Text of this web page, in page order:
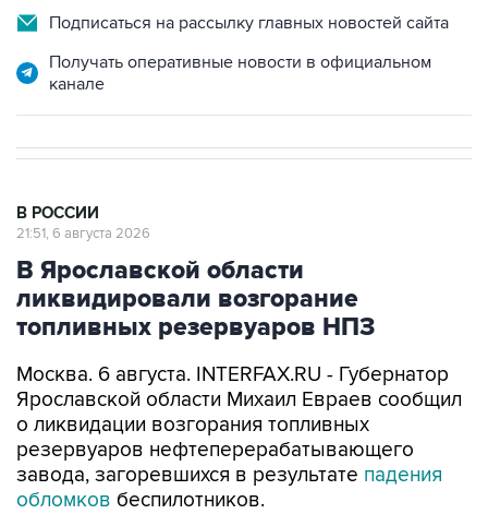
Подписаться на рассылку главных новостей сайта
Получать оперативные новости в официальном
канале
В РОССИИ
21:51, 6 августа 2026
В Ярославской области
ликвидировали возгорание
топливных резервуаров НПЗ
Москва. 6 августа. INTERFAX.RU - Губернатор
Ярославской области Михаил Евраев сообщил
о ликвидации возгорания топливных
резервуаров нефтеперерабатывающего
завода, загоревшихся в результате падения
обломков беспилотников.